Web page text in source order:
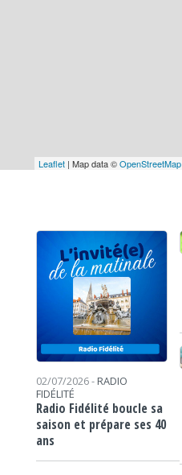
Leaflet | Map data ©OpenStreetMap
02/07/2026 - RADIO
FIDÉLITÉ
Radio Fidélité boucle sa
saison et prépare ses 40
ans